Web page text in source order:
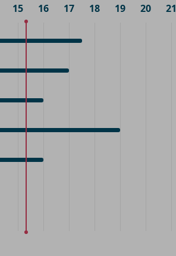
15 16 17 18 19 20 21